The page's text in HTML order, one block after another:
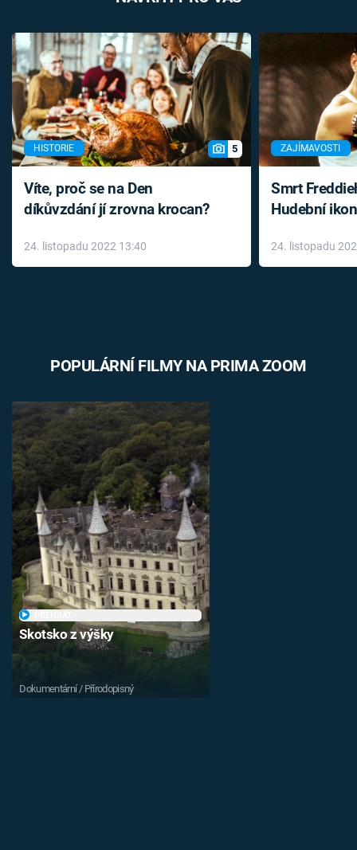
HISTORIE 5
Víte, proč se na Den
díkůvzdání jí zrovna krocan?
24. listopadu 2022 13:40
ZAJÍMAVOSTI
Smrt
Hudební
léky
24. listopadu
POPULÁRNÍ FILMY NA PRIMA ZOOM
Skotsko z výšky
Dokumentární / Přírodopisný